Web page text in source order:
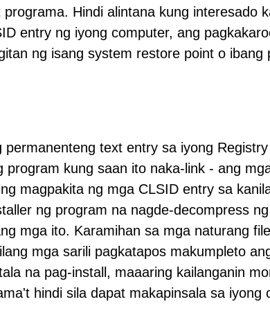
Hindi alintana kung interesado
entry ng iyong computer, ang
ng isang system restore point o ibang
text entry sa iyong
program kung saan ito naka-link - ang
magpakita ng mga CLSID entry sa
ng program na nagde-decompress
mga ito. Karamihan sa mga naturang
mga sarili pagkatapos makumpleto
na pag-install, maaaring kailanganin
hindi sila dapat makapinsala sa iyong